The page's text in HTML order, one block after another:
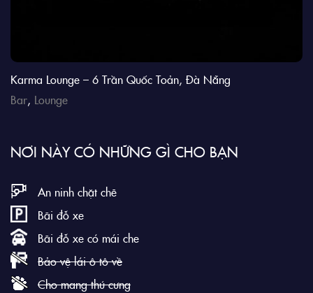
Karma Lounge – 6 Trần Quốc Toản, Đà Nẵng
Bar, Lounge
NƠI NÀY CÓ NHỮNG GÌ CHO BẠN
An ninh chặt chẽ
Bãi đỗ xe
Bãi đỗ xe có mái che
Bảo vệ lái ô tô về
Cho mang thú cưng